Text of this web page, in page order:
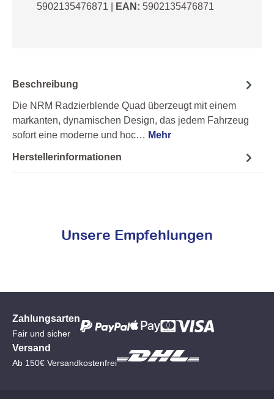
5902135476871
EAN: 5902135476871
Beschreibung
Die NRM Radzierblende Quad überzeugt mit einem
markanten, dynamischen Design, das jedem Fahrzeug
sofort eine moderne und hoc… Mehr
Herstellerinformationen
Unsere Empfehlungen
Zahlungsarten
Fair und sicher
Versand
Ab 150€ Versandkostenfrei